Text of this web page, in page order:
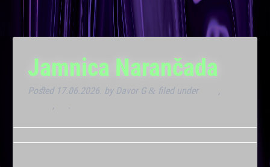
Jamnica Narančada
Posted 17.06.2026. by Davor G & filed under
,
, .